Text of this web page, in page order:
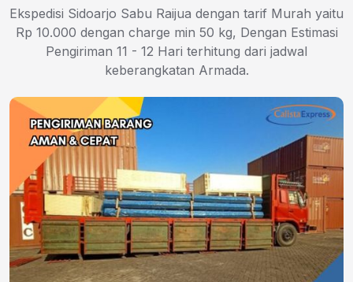
Ekspedisi Sidoarjo Sabu Raijua dengan tarif Murah yaitu
Rp 10.000 dengan charge min 50 kg, Dengan Estimasi
Pengiriman 11 - 12 Hari terhitung dari jadwal
keberangkatan Armada.